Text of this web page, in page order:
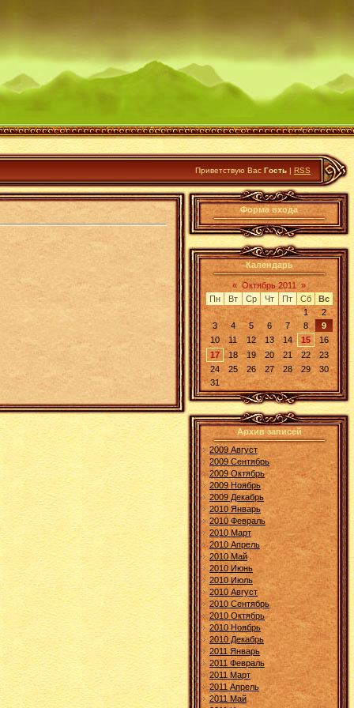
Приветствую Вас Гость | RSS
Форма входа
Календарь
« Октябрь 2011
»
Пн
Вт Ср Чт Пт Сб
Вс
1
2
3
4 5 6 7 8
9
10
11 12 13 14 15
16
17
18 19 20 21 22
23
24
25 26 27 28 29
30
31
Архив записей
2009 Август
2009 Сентябрь
2009 Октябрь
2009 Ноябрь
2009 Декабрь
2010 Январь
2010 Февраль
2010 Март
2010 Апрель
2010 Май
2010 Июнь
2010 Июль
2010 Август
2010 Сентябрь
2010 Октябрь
2010 Ноябрь
2010 Декабрь
2011 Январь
2011 Февраль
2011 Март
2011 Апрель
2011 Май